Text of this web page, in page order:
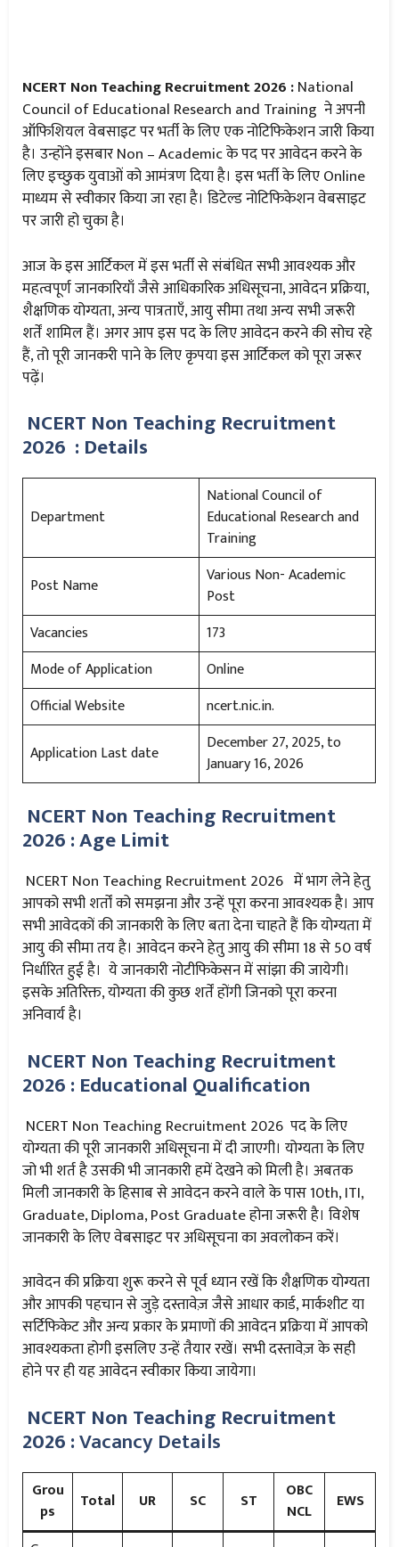
NCERT Non Teaching Recruitment 2026 :National
Council of Educational Research and Training ने अपनी
ऑफिशियल वेबसाइट पर भर्ती के लिए एक नोटिफिकेशन जारी किया
है। उन्होंने इसबार Non – Academic के पद पर आवेदन करने के
लिए इच्छुक युवाओं को आमंत्रण दिया है। इस भर्ती के लिए Online
माध्यम से स्वीकार किया जा रहा है। डिटेल्ड नोटिफिकेशन वेबसाइट
पर जारी हो चुका है।
आज के इस आर्टिकल में इस भर्ती से संबंधित सभी आवश्यक और
महत्वपूर्ण जानकारियाँ जैसे आधिकारिक अधिसूचना, आवेदन प्रक्रिया,
शैक्षणिक योग्यता, अन्य पात्रताएँ, आयु सीमा तथा अन्य सभी जरूरी
शर्तें शामिल हैं। अगर आप इस पद के लिए आवेदन करने की सोच रहे
हैं, तो पूरी जानकरी पाने के लिए कृपया इस आर्टिकल को पूरा जरूर
पढ़ें।
NCERT Non Teaching Recruitment
2026 : Details
Department
National Council of
Educational Research and
Training
Post Name
Various Non- Academic
Post
Vacancies
173
Mode of Application
Online
Official Website
ncert.nic.in.
Application Last date
December 27, 2025, to
January 16, 2026
NCERT Non Teaching Recruitment
2026 : Age Limit
NCERT Non Teaching Recruitment 2026 में भाग लेने हेतु
आपको सभी शर्तों को समझना और उन्हें पूरा करना आवश्यक है। आप
सभी आवेदकों की जानकारी के लिए बता देना चाहते हैं कि योग्यता में
आयु की सीमा तय है। आवेदन करने हेतु आयु की सीमा 18 से 50 वर्ष
निर्धारित हुई है। ये जानकारी नोटीफिकेसन में सांझा की जायेगी।
इसके अतिरिक्त, योग्यता की कुछ शर्तें होंगी जिनको पूरा करना
अनिवार्य है।
NCERT Non Teaching Recruitment
2026 : Educational Qualification
NCERT Non Teaching Recruitment 2026 पद के लिए
योग्यता की पूरी जानकारी अधिसूचना में दी जाएगी। योग्यता के लिए
जो भी शर्त है उसकी भी जानकारी हमें देखने को मिली है। अबतक
मिली जानकारी के हिसाब से आवेदन करने वाले के पास 10th, ITI,
Graduate, Diploma, Post Graduate होना जरूरी है। विशेष
जानकारी के लिए वेबसाइट पर अधिसूचना का अवलोकन करें।
आवेदन की प्रक्रिया शुरू करने से पूर्व ध्यान रखें कि शैक्षणिक योग्यता
और आपकी पहचान से जुड़े दस्तावेज़ जैसे आधार कार्ड, मार्कशीट या
सर्टिफिकेट और अन्य प्रकार के प्रमाणों की आवेदन प्रक्रिया में आपको
आवश्यकता होगी इसलिए उन्हें तैयार रखें। सभी दस्तावेज़ के सही
होने पर ही यह आवेदन स्वीकार किया जायेगा।
NCERT Non Teaching Recruitment
2026 :Vacancy Details
Grou
ps
Total UR SC ST
OBC
NCL
EWS